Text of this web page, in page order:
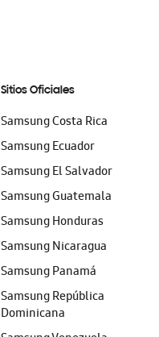
Sitios Oficiales
Samsung Costa Rica
Samsung Ecuador
Samsung El Salvador
Samsung Guatemala
Samsung Honduras
Samsung Nicaragua
Samsung Panamá
Samsung República
Dominicana